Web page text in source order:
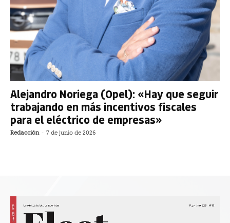
Alejandro Noriega (Opel): «Hay que seguir
trabajando en más incentivos fiscales
para el eléctrico de empresas»
Redacción - 7 de junio de 2026